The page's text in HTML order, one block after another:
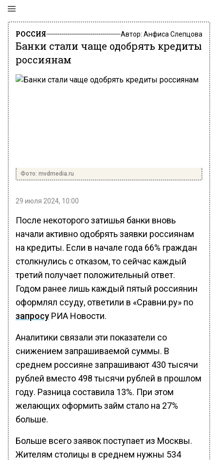
РОССИЯ Автор: Анфиса Слепцова
Банки стали чаще одобрять кредиты
россиянам
Фото: mvdmedia.ru
29 июля 2024, 10:00
После некоторого затишья банки вновь
начали активно одобрять заявки россиянам
на кредиты. Если в начале года 66% граждан
столкнулись с отказом, то сейчас каждый
третий получает положительный ответ.
Годом ранее лишь каждый пятый россиянин
оформлял ссуду, ответили в «Сравни.ру» по
запросу РИА Новости.
Аналитики связали эти показатели со
снижением запрашиваемой суммы. В
среднем россияне запрашивают 430 тысячи
рублей вместо 498 тысячи рублей в прошлом
году. Разница составила 13%. При этом
желающих оформить займ стало на 27%
больше.
Больше всего заявок поступает из Москвы.
Жителям столицы в среднем нужны 534